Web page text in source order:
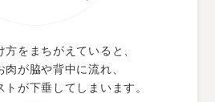
方をまちがえていると、
肉が脇や背中に流れ、
が下垂してしまいます。